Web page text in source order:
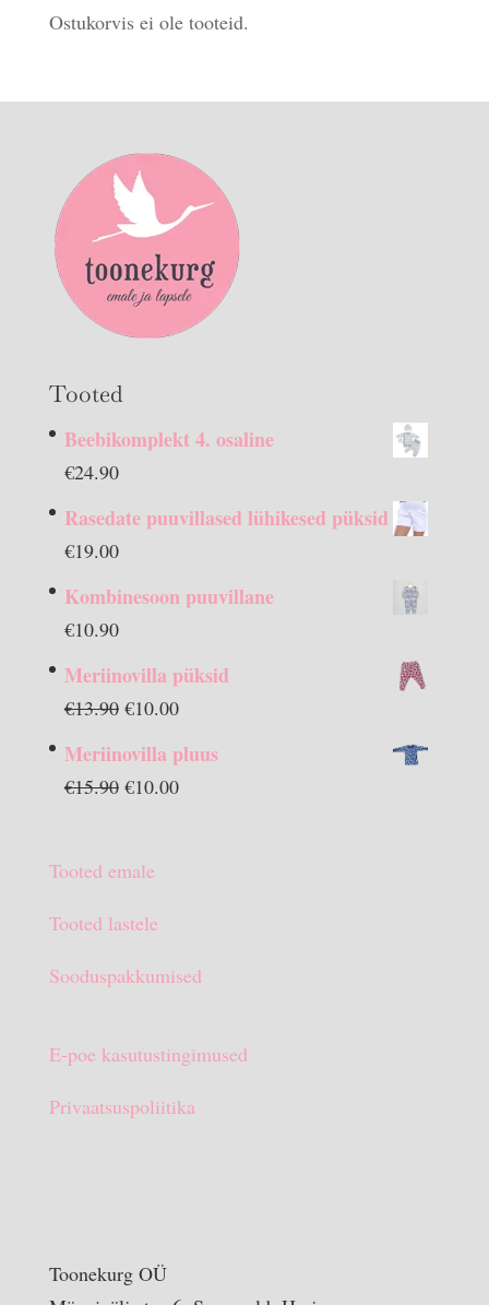
Ostukorvis ei ole tooteid.
Tooted
Beebikomplekt 4. osaline
€24.90
Rasedate puuvillased lühikesed püksid
€19.00
Kombinesoon puuvillane
€10.90
Meriinovilla püksid
€13.90 Algne
€10.00Praegune
on:
Meriinovilla pluus
€15.90 Algne
€15.90.
€10.00Praegune
Tooted emale
Tooted lastele
Sooduspakkumised
E-poe kasutustingimused
Privaatsuspoliitika
Toonekurg OÜ